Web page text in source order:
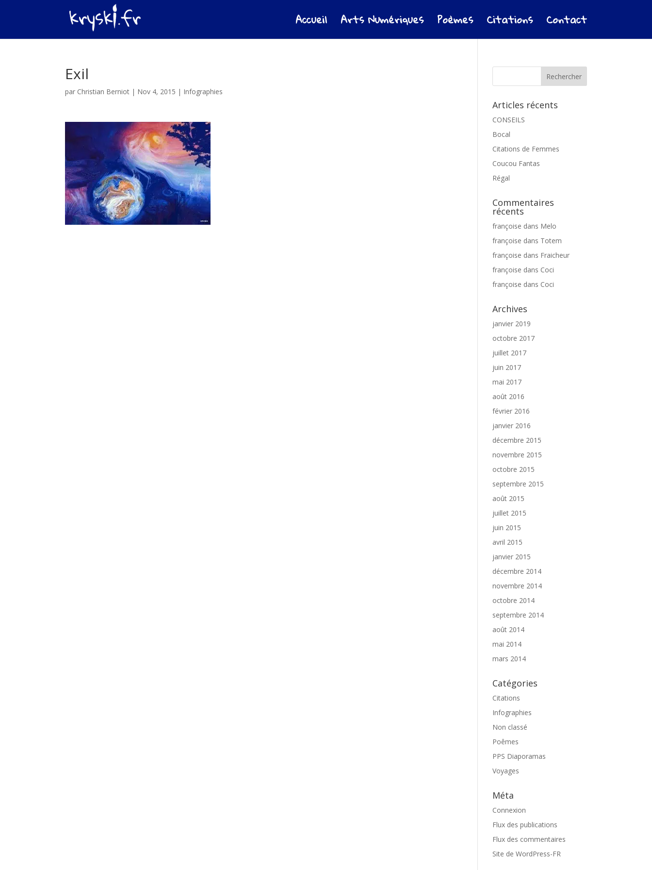
Accueil Arts Numériques Poèmes Citations Contact
Exil
par Christian Berniot | Nov 4, 2015 | Infographies
Articles récents
CONSEILS
Bocal
Citations de Femmes
Coucou Fantas
Régal
Commentaires
récents
françoise dans Melo
françoise dans Totem
françoise dans Fraicheur
françoise dans Coci
françoise dans Coci
Archives
janvier 2019
octobre 2017
juillet 2017
juin 2017
mai 2017
août 2016
février 2016
janvier 2016
décembre 2015
novembre 2015
octobre 2015
septembre 2015
août 2015
juillet 2015
juin 2015
avril 2015
janvier 2015
décembre 2014
novembre 2014
octobre 2014
septembre 2014
août 2014
mai 2014
mars 2014
Catégories
Citations
Infographies
Non classé
Poêmes
PPS Diaporamas
Voyages
Méta
Connexion
Flux des publications
Flux des commentaires
Site de WordPress-FR